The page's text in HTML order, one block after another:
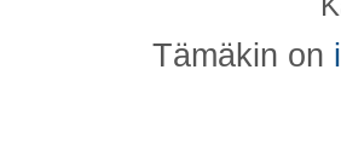
Tämäkin on